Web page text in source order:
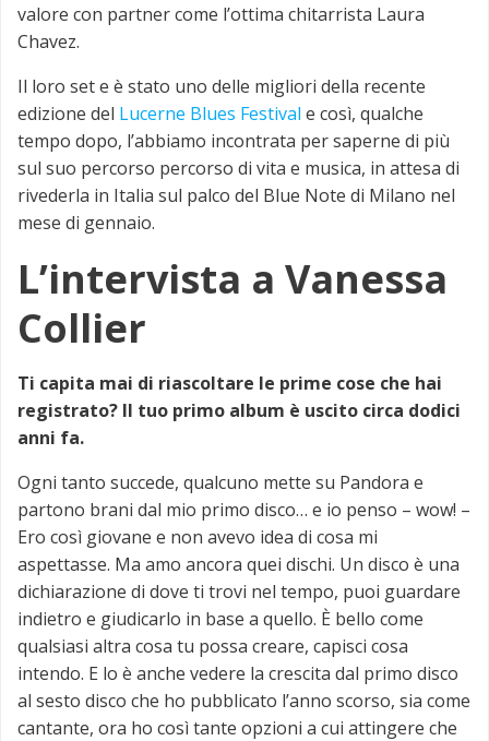
valore con partner come l’ottima chitarrista Laura
Chavez.
Il loro set e è stato uno delle migliori della recente
edizione del Lucerne Blues Festival e così, qualche
tempo dopo, l’abbiamo incontrata per saperne di più
sul suo percorso percorso di vita e musica, in attesa di
rivederla in Italia sul palco del Blue Note di Milano nel
mese di gennaio.
L’intervista a Vanessa
Collier
Ti capita mai di riascoltare le prime cose che hai
registrato? Il tuo primo album è uscito circa dodici
anni fa.
Ogni tanto succede, qualcuno mette su Pandora e
partono brani dal mio primo disco… e io penso – wow! –
Ero così giovane e non avevo idea di cosa mi
aspettasse. Ma amo ancora quei dischi. Un disco è una
dichiarazione di dove ti trovi nel tempo, puoi guardare
indietro e giudicarlo in base a quello. È bello come
qualsiasi altra cosa tu possa creare, capisci cosa
intendo. E lo è anche vedere la crescita dal primo disco
al sesto disco che ho pubblicato l’anno scorso, sia come
cantante, ora ho così tante opzioni a cui attingere che